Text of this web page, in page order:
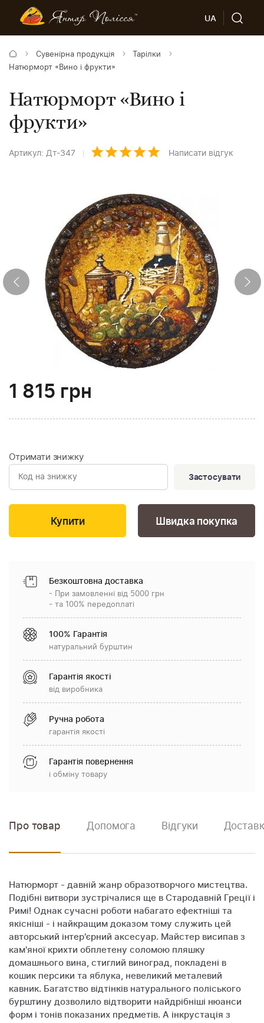
UA
Сувенірна продукція
Тарілки
Натюрморт «Вино і фрукти»
Натюрморт «Вино і
фрукти»
Артикул: Дт-347 Написати відгук
1 815 грн
Отримати знижку
Застосувати
Швидка покупка
Безкоштовна доставка
- При замовленні від 5000 грн
- та 100% передоплаті
100% Гарантія
натуральний бурштин
Гарантія якості
від виробника
Ручна робота
гарантія якості
Гарантія повернення
і обміну товару
Про товар Допомога Відгуки
Натюрморт - давній жанр образотворчого мистецтва.
Подібні витвори зустрічалися ще в Стародавній Греції і
Римі! Однак сучасні роботи набагато ефектніші та
якісніші - і найкращим доказом тому служить цей
авторський інтер'єрний аксесуар. Майстер висипав з
кам'яної крихти обплетену соломою пляшку
домашнього вина, стиглий виноград, покладені в
кошик персики та яблука, невеликий металевий
кавник. Багатство відтінків натурального поліського
бурштину дозволило відтворити найдрібніші нюанси
форм і тонів показаних предметів. А інкрустація з